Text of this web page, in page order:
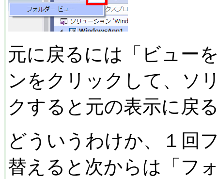
元に戻るには「ビュー
ンをクリックして、ソ
クすると元の表示に戻
どういうわけか、１回
替えると次からは「フ